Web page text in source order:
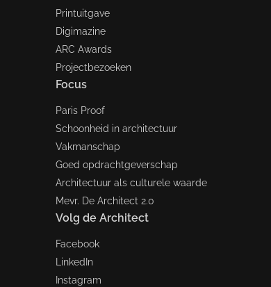
Printuitgave
Digimazine
ARC Awards
Projectbezoeken
Focus
Paris Proof
Schoonheid in architectuur
Vakmanschap
Goed opdrachtgeverschap
Architectuur als culturele waarde
Mevr. De Architect 2.0
Volg de Architect
Facebook
LinkedIn
Instagram